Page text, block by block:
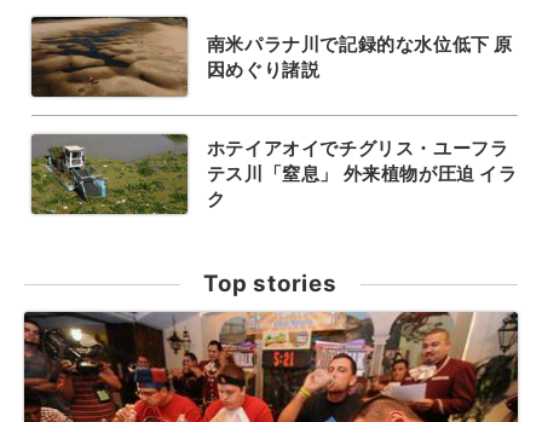
南米パラナ川で記録的な水位低下 原
因めぐり諸説
ホテイアオイでチグリス・ユーフラ
テス川「窒息」 外来植物が圧迫 イラ
ク
Top stories